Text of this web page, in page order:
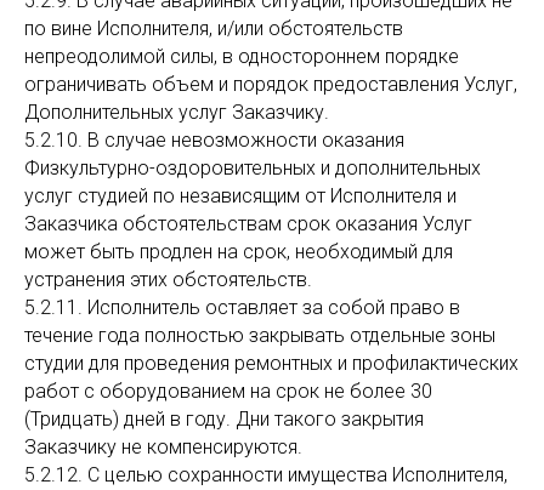
по вине Исполнителя, и/или обстоятельств
непреодолимой силы, в одностороннем порядке
ограничивать объем и порядок предоставления Услуг,
Дополнительных услуг Заказчику.
5.2.10. В случае невозможности оказания
Физкультурно-оздоровительных и дополнительных
услуг студией по независящим от Исполнителя и
Заказчика обстоятельствам срок оказания Услуг
может быть продлен на срок, необходимый для
устранения этих обстоятельств.
5.2.11. Исполнитель оставляет за собой право в
течение года полностью закрывать отдельные зоны
студии для проведения ремонтных и профилактических
работ с оборудованием на срок не более 30
(Тридцать) дней в году. Дни такого закрытия
Заказчику не компенсируются.
5.2.12. С целью сохранности имущества Исполнителя,